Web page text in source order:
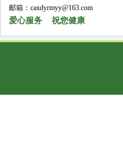
邮箱：caxdyrmyy@163.com
爱心服务 祝您健康